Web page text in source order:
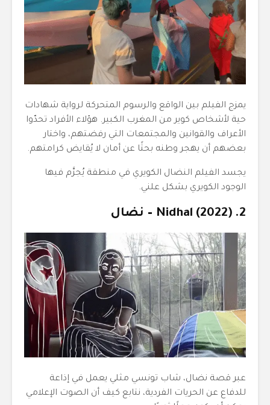
يمزج الفيلم بين الواقع والرسوم المتحركة لرواية شهادات
حية لأشخاص كوير من المغرب الكبير. هؤلاء الأفراد تحدّوا
الأعراف والقوانين والمجتمعات التي رفضتهم، واختار
بعضهم أن يهجر وطنه بحثًا عن أمان لا يُقايض كرامتهم.
يجسد الفيلم النضال الكويري في منطقة يُجرَّم فيها
الوجود الكويري بشكل علني.
2. Nidhal (2022) – نضال
عبر قصة نضال، شاب تونسي مثلي يعمل في إذاعة
للدفاع عن الحريات الفردية، نتابع كيف أن الصوت الإعلامي